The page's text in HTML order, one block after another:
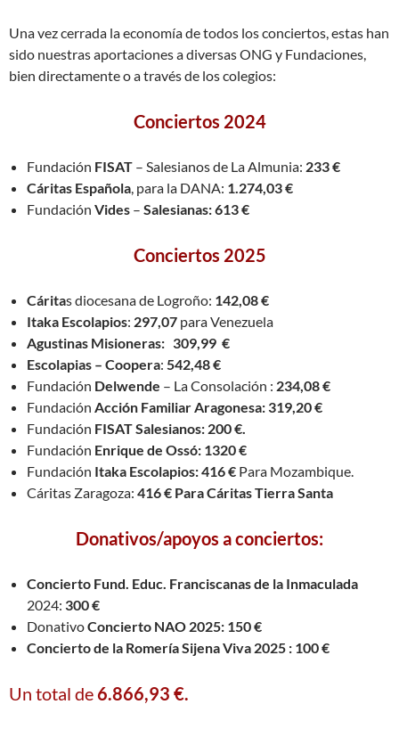
Una vez cerrada la economía de todos los conciertos, estas han
sido nuestras aportaciones a diversas ONG y Fundaciones,
bien directamente o a través de los colegios:
Conciertos 2024
Fundación FISAT – Salesianos de La Almunia: 233 €
Cáritas Española, para la DANA: 1.274,03€
Fundación Vides – Salesianas: 613 €
Conciertos 2025
Cáritas diocesana de Logroño: 142,08 €
Itaka Escolapios: 297,07 para Venezuela
Agustinas Misioneras: 309,99 €
Escolapias – Coopera: 542,48 €
Fundación Delwende – La Consolación : 234,08 €
Fundación Acción Familiar Aragonesa: 319,20 €
Fundación FISAT Salesianos: 200 €.
Fundación Enrique de Ossó: 1320 €
Fundación Itaka Escolapios: 416 € Para Mozambique.
Cáritas Zaragoza: 416 € Para Cáritas Tierra Santa
Donativos/apoyos a conciertos:
Concierto Fund. Educ. Franciscanas de la Inmaculada
2024: 300 €
DonativoConcierto NAO 2025: 150 €
Concierto de la Romería Sijena Viva 2025 : 100 €
Un total de 6.866,93 €.